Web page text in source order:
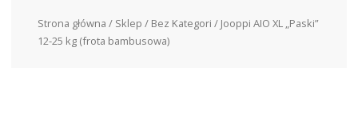
Strona główna / Sklep / Bez Kategori / Jooppi AIO XL „Paski”
12-25 kg (frota bambusowa)